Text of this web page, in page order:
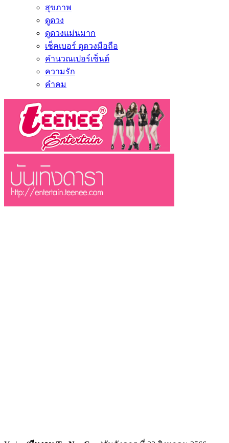
สุขภาพ
ดูดวง
ดูดวงแม่นมาก
เช็คเบอร์ ดูดวงมือถือ
คำนวณเปอร์เซ็นต์
ความรัก
คำคม